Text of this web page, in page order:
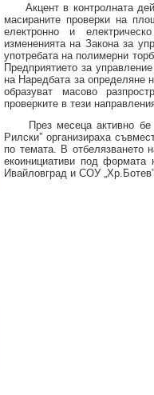
Акцент в контролната
масираните проверки на
електронно и
измененията на Закона за
употребата на полимерни
Предприятието за
на Наредбата за определяне
образуват масово
проверките в тези
През месеца активно бе
Рилски” организираха
по темата. В отбелязването
екоинициативи под
Ивайловград и СОУ